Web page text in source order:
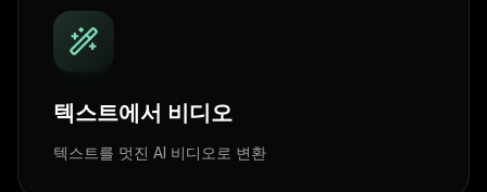
텍스트에서 비디오
텍스트를 멋진 AI 비디오로 변환